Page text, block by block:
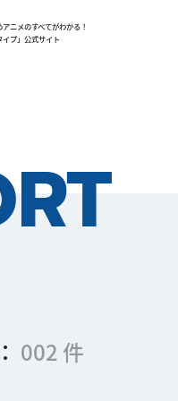
ニメのすべてがわかる！
イプ」公式サイト
002 件